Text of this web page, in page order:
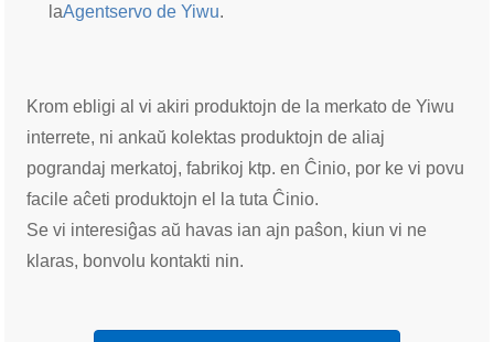
laAgentservo de Yiwu.
Krom ebligi al vi akiri produktojn de la merkato de Yiwu
interrete, ni ankaŭ kolektas produktojn de aliaj
pograndaj merkatoj, fabrikoj ktp. en Ĉinio, por ke vi povu
facile aĉeti produktojn el la tuta Ĉinio.
Se vi interesiĝas aŭ havas ian ajn paŝon, kiun vi ne
klaras, bonvolu kontakti nin.